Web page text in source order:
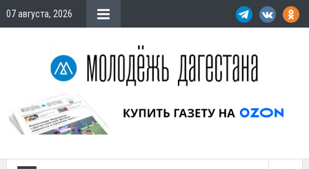
07 августа, 2026